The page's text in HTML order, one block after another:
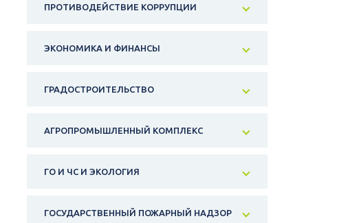
ПРОТИВОДЕЙСТВИЕ КОРРУПЦИИ
ЭКОНОМИКА И ФИНАНСЫ
ГРАДОСТРОИТЕЛЬСТВО
АГРОПРОМЫШЛЕННЫЙ КОМПЛЕКС
ГО И ЧС И ЭКОЛОГИЯ
ГОСУДАРСТВЕННЫЙ ПОЖАРНЫЙ НАДЗОР